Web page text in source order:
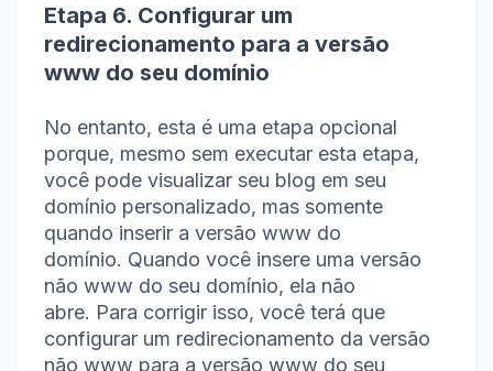
Etapa 6. Configurar um
redirecionamento para a versão
www do seu domínio
No entanto, esta é uma etapa opcional
porque, mesmo sem executar esta etapa,
você pode visualizar seu blog em seu
domínio personalizado, mas somente
quando inserir a versão www do
domínio. Quando você insere uma versão
não www do seu domínio, ela não
abre. Para corrigir isso, você terá que
configurar um redirecionamento da versão
não www para a versão www do seu